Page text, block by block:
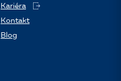
Kariéra
Kontakt
Blog